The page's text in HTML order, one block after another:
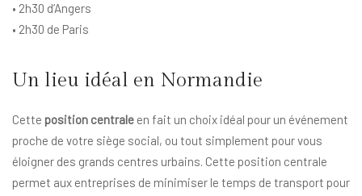
• 2h30 d’Angers
• 2h30 de Paris
Un lieu idéal en Normandie
Cette position centrale en fait un choix idéal pour un événement
proche de votre siège social, ou tout simplement pour vous
éloigner des grands centres urbains. Cette position centrale
permet aux entreprises de minimiser le temps de transport pour